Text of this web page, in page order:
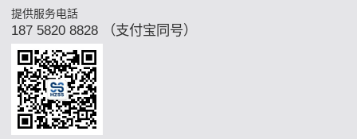
提供服务电話
187 5820 8828 （支付宝同号）